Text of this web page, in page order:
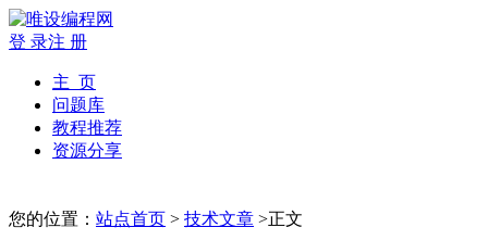
登 录注 册
主 页
问题库
教程推荐
资源分享
您的位置： 站点首页 > 技术文章 >正文